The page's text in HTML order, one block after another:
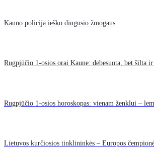
Kauno policija ieško dingusio žmogaus
Rugpjūčio 1-osios orai Kaune: debesuota, bet šilta
Rugpjūčio 1-osios horoskopas: vienam ženklui –
Lietuvos kurčiosios tinklininkės – Europos